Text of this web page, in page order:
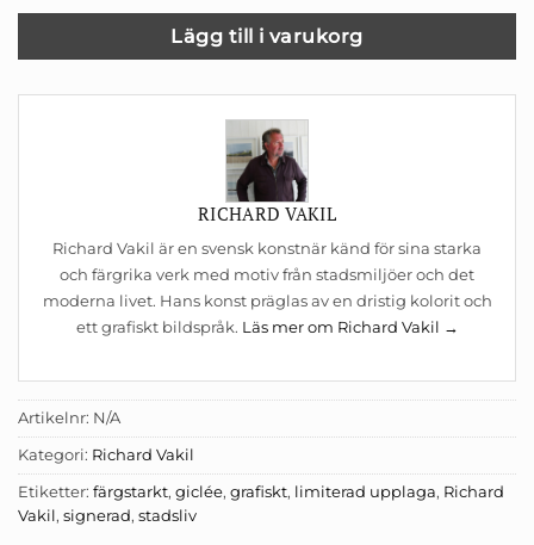
Lägg till i varukorg
RICHARD VAKIL
Richard Vakil är en svensk konstnär känd för sina starka
och färgrika verk med motiv från stadsmiljöer och det
moderna livet. Hans konst präglas av en dristig kolorit och
ett grafiskt bildspråk. Läs mer om Richard Vakil →
Artikelnr: N/A
Kategori: Richard Vakil
Etiketter: färgstarkt, giclée, grafiskt, limiterad upplaga, Richard
Vakil, signerad, stadsliv